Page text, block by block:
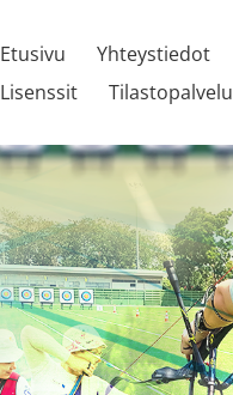
Etusivu Yhteystiedot
Lisenssit
Tilastopalvelu